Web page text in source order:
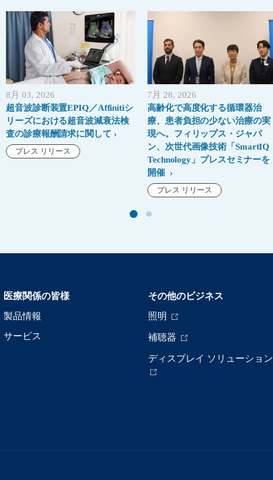
8月 03, 2026
超音波診断装置EPIQ／Affinitiシ
リーズにおける超音波減衰法検
査の診療報酬請求に関して
プレス リリース
7月 28, 2026
高齢化で高度化する循環器治
療、患者負担の少ない治療の実
現へ。フィリップス・ジャパ
ン、次世代画像技術「SmartIQ
Technology」プレスセミナーを
開催
プレス リリース
医療関係の皆様
製品情報
サービス
その他のビジネス
照明
補聴器
ディスプレイ ソリューション